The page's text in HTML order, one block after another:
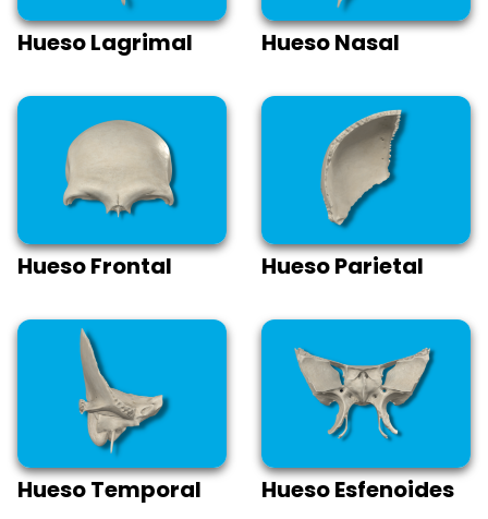
Hueso Lagrimal Hueso Nasal
Hueso Frontal Hueso Parietal
Hueso Temporal Hueso Esfenoides